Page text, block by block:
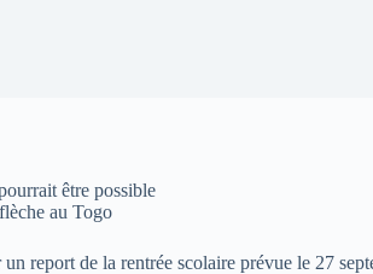
être possible
au Togo
report de la rentrée scolaire prévue le 27